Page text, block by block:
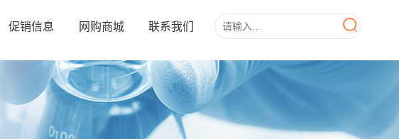
促销信息 网购商城 联系我们